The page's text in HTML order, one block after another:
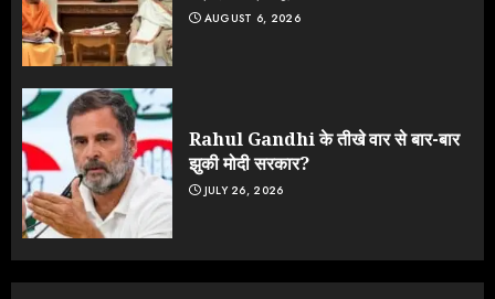
AUGUST 6, 2026
Rahul Gandhi के तीखे वार से बार-बार
झुकी मोदी सरकार?
JULY 26, 2026
5
JULY 19, 2026
उड़ाए करोड़ों, टूट गया मोदी का रिकॉर्ड !